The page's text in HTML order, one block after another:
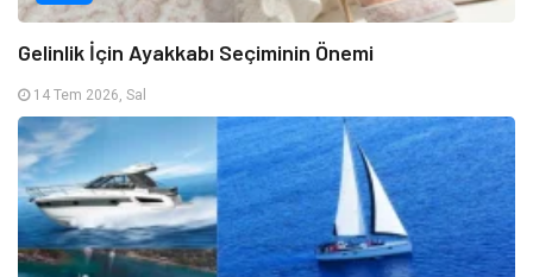
Gelinlik İçin Ayakkabı Seçiminin Önemi
14 Tem 2026, Sal